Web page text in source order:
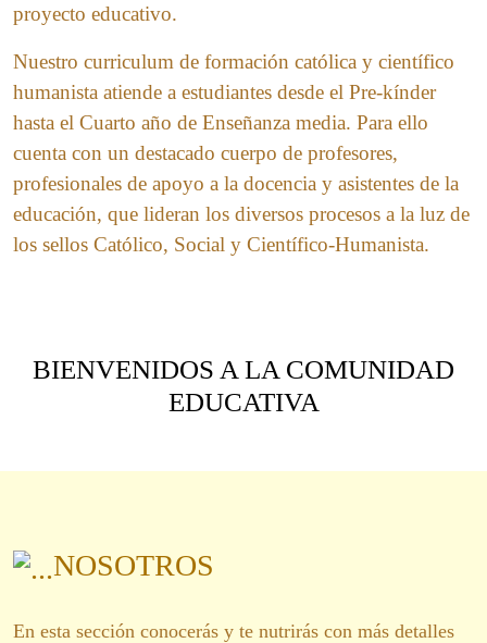
proyecto educativo.
Nuestro curriculum de formación católica y científico
humanista atiende a estudiantes desde el Pre-kínder
hasta el Cuarto año de Enseñanza media. Para ello
cuenta con un destacado cuerpo de profesores,
profesionales de apoyo a la docencia y asistentes de la
educación, que lideran los diversos procesos a la luz de
los sellos Católico, Social y Científico-Humanista.
BIENVENIDOS A LA COMUNIDAD
EDUCATIVA
NOSOTROS
En esta sección conocerás y te nutrirás con más detalles